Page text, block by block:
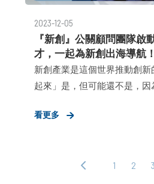
共同創辦人 周世恩、《瀛睿
人 簡榮宗及《Appworks》前媒
任講者，分別從公關行銷、財
等面向，剖析品牌形象資產在
會替新創成長軌跡帶來哪些影
方領袖，共同打造新創圈的下
2023-12-05
『新創』公關顧問團隊啟
才，一起為新創出海導航！
新創產業是這個世界推動創
起來」是，但可能還不是，因
年會中都同時被幾家創投、投
以結合商業策略與數據思維的
看更多
‹ 上
1 2 3